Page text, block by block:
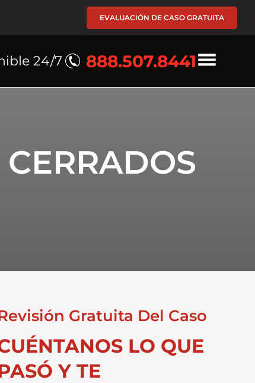
EVALUACIÓN DE CASO GRATUITA
24/7 888.507.8441
Gratuita Del Caso
LO QUE
Y TE